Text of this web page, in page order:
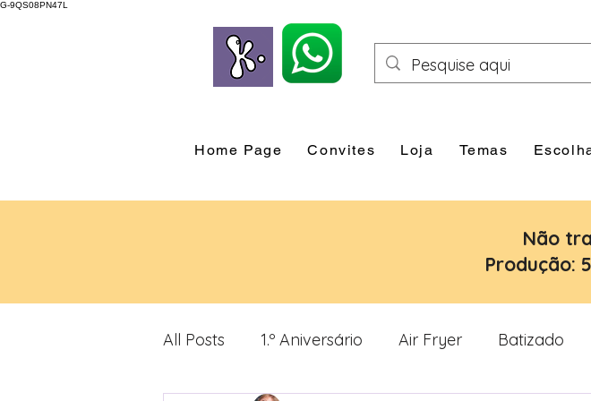
G-9QS08PN47L
Home Page Convites Loja Temas
Não
Produção:
All Posts 1.º Aniversário Air Fryer Batizado